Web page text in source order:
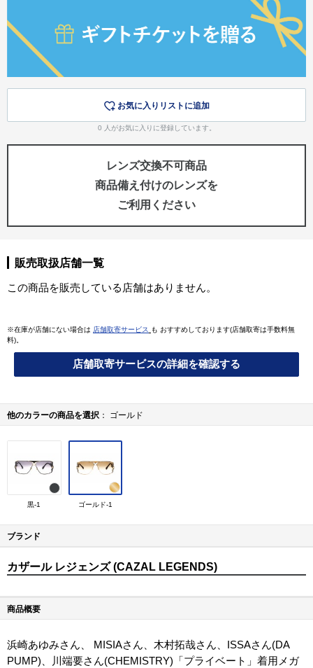
お気に入りリストに追加
0 人がお気に入りに登録しています。
レンズ交換不可商品
商品備え付けのレンズを
ご利用ください
販売取扱店舗一覧
この商品を販売している店舗はありません。
※在庫が店舗にない場合は 店舗取寄サービス
も おすすめしております(店舗取寄は手数料無
料)。
店舗取寄サービスの詳細を確認する
他のカラーの商品を選択 ゴールド
黒-1 ゴールド-1
ブランド
カザール レジェンズ (CAZAL LEGENDS)
商品概要
浜崎あゆみさん、 MISIAさん、木村拓哉さん、ISSAさん(DA
PUMP)、川端要さん(CHEMISTRY)「プライベート」着用メガ